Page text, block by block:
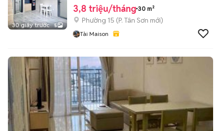
30 giây trước 5
3,8 triệu/tháng 30 m²
Phường 15 (P. Tân Sơn mới)
Tài Maison